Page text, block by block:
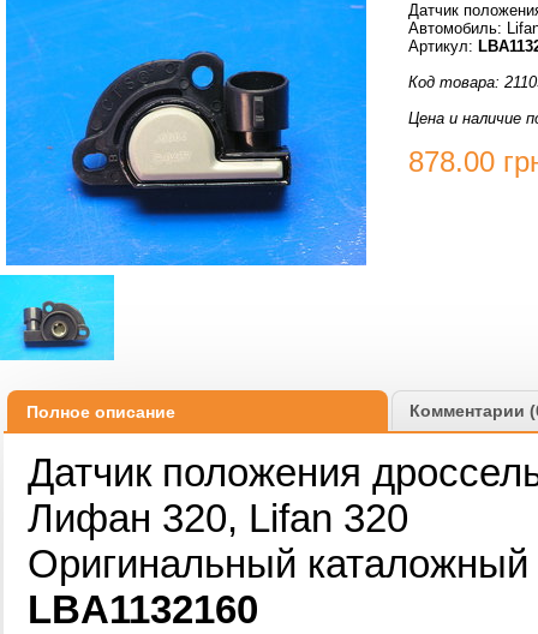
Датчик
Автомобиль:
Артикул:
Код товара:
Цена и наличие
878.00
Полное описание Комментарии
Датчик положения
Лифан 320, Lifan 320
Оригинальный
LBA1132160